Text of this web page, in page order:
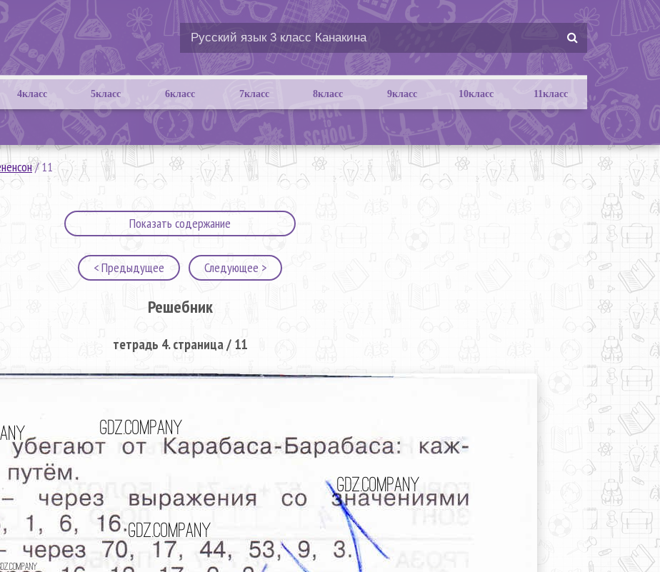
4класс 5класс 6класс 7класс 8класс 9класс 10класс 11класс
/11
Показать содержание
< Предыдущее Следующее >
Решебник
тетрадь 4. страница / 11